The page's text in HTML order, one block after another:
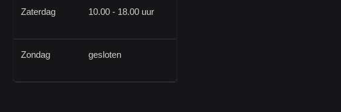
Zaterdag 10.00 - 18.00 uur
Zondag gesloten